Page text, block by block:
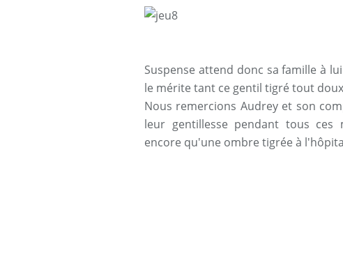
Suspense attend donc sa famille à
le mérite tant ce gentil tigré tout
Nous remercions Audrey et son
leur gentillesse pendant tous ces
encore qu'une ombre tigrée à